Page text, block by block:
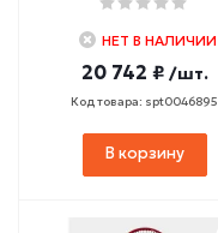
НЕТ В НАЛИЧИИ
20 742 ₽ /шт.
Код товара: spt0046895
В корзину